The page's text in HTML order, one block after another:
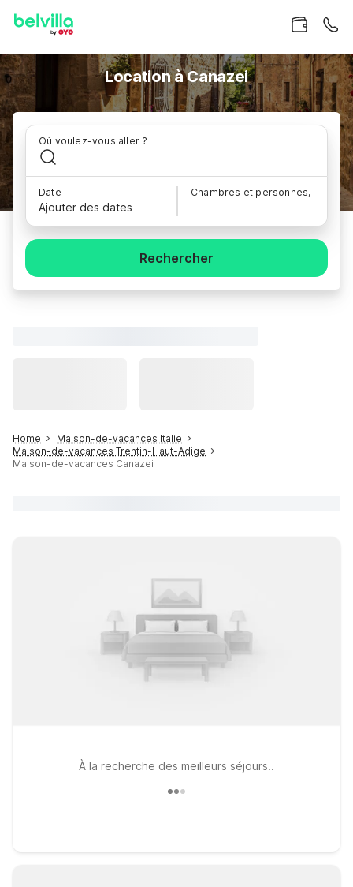
Location à Canazei
Où voulez-vous aller ?
Date
Ajouter des dates
Chambres et personnes,
Rechercher
Home
Maison-de-vacances Italie
Maison-de-vacances Trentin-Haut-Adige
Maison-de-vacances Canazei
À la recherche des meilleurs séjours..